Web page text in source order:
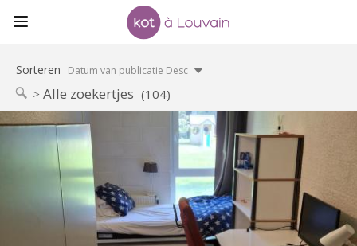
Sorteren Datum van publicatie Desc
Alle zoekertjes (104)
Kot à louer Louvain la Neuve